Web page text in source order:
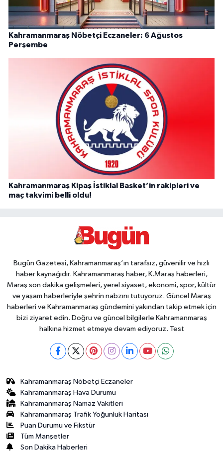
Kahramanmaraş Nöbetçi Eczaneler: 6 Ağustos
Perşembe
Kahramanmaraş Kipaş İstiklal Basket’in rakipleri ve
maç takvimi belli oldu!
Bugün Gazetesi, Kahramanmaraş’ın tarafsız, güvenilir ve hızlı
haber kaynağıdır. Kahramanmaraş haber, K.Maraş haberleri,
Maraş son dakika gelişmeleri, yerel siyaset, ekonomi, spor, kültür
ve yaşam haberleriyle şehrin nabzını tutuyoruz. Güncel Maraş
haberleri ve Kahramanmaraş gündemini yakından takip etmek için
bizi ziyaret edin. Doğru ve güncel bilgilerle Kahramanmaraş
halkına hizmet etmeye devam ediyoruz. Test
Kahramanmaraş Nöbetçi Eczaneler
Kahramanmaraş Hava Durumu
Kahramanmaraş Namaz Vakitleri
Kahramanmaraş Trafik Yoğunluk Haritası
Puan Durumu ve Fikstür
Tüm Manşetler
Son Dakika Haberleri